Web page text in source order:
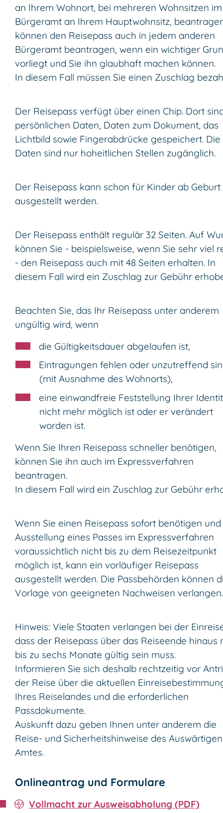
an Ihrem Wohnort, bei mehreren Wohnsitzen im
Bürgeramt an Ihrem Hauptwohnsitz,
können den Reisepass auch in jedem anderen
Bürgeramt beantragen, wenn ein wichtiger
vorliegt und Sie ihn glaubhaft machen können.
In diesem Fall müssen Sie einen Zuschlag
Der Reisepass verfügt über einen Chip. Dort
persönlichen Daten, Daten zum Dokument, das
Lichtbild sowie Fingerabdrücke gespeichert. Die
Daten sind nur hoheitlichen Stellen zugänglich.
Der Reisepass kann schon für Kinder ab Geburt
ausgestellt werden.
Der Reisepass enthält regulär 32 Seiten. Auf
können Sie - beispielsweise, wenn Sie sehr viel
- den Reisepass auch mit 48 Seiten erhalten. In
diesem Fall wird ein Zuschlag zur Gebühr
Beachten Sie, das Ihr Reisepass unter anderem
ungültig wird, wenn
die Gültigkeitsdauer abgelaufen ist,
Eintragungen fehlen oder unzutreffend
(mit Ausnahme des Wohnorts),
eine einwandfreie Feststellung Ihrer
nicht mehr möglich ist oder er verändert
worden ist.
Wenn Sie Ihren Reisepass schneller benötigen,
können Sie ihn auch im Expressverfahren
beantragen.
In diesem Fall wird ein Zuschlag zur Gebühr
Wenn Sie einen Reisepass sofort benötigen
Ausstellung eines Passes im Expressverfahren
voraussichtlich nicht bis zu dem Reisezeitpunkt
möglich ist, kann ein vorläufiger Reisepass
ausgestellt werden. Die Passbehörden können
Vorlage von geeigneten Nachweisen verlangen.
Hinweis: Viele Staaten verlangen bei der
dass der Reisepass über das Reiseende hinaus
bis zu sechs Monate gültig sein muss.
Informieren Sie sich deshalb rechtzeitig vor
der Reise über die aktuellen
Ihres Reiselandes und die erforderlichen
Passdokumente.
Auskunft dazu geben Ihnen unter anderem die
Reise- und Sicherheitshinweise des Auswärtigen
Amtes.
Onlineantrag und Formulare
Vollmacht zur Ausweisabholung (PDF)